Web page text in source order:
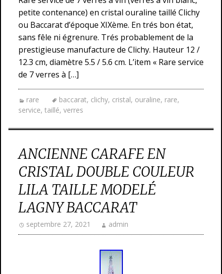
petite contenance) en cristal ouraline taillé Clichy
ou Baccarat d’époque XIXème. En trés bon état,
sans fêle ni égrenure. Trés probablement de la
prestigieuse manufacture de Clichy. Hauteur 12 /
12.3 cm, diamètre 5.5 / 5.6 cm. L’item « Rare service
de 7 verres à […]
rare baccarat, clichy, cristal, ouraline, rare,
service, taillé, verres
ANCIENNE CARAFE EN
CRISTAL DOUBLE COULEUR
LILA TAILLE MODELÉ
LAGNY BACCARAT
septembre 27, 2021 admin